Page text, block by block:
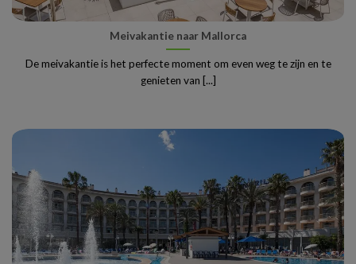
Meivakantie naar Mallorca
De meivakantie is het perfecte moment om even weg te zijn en te
genieten van [...]